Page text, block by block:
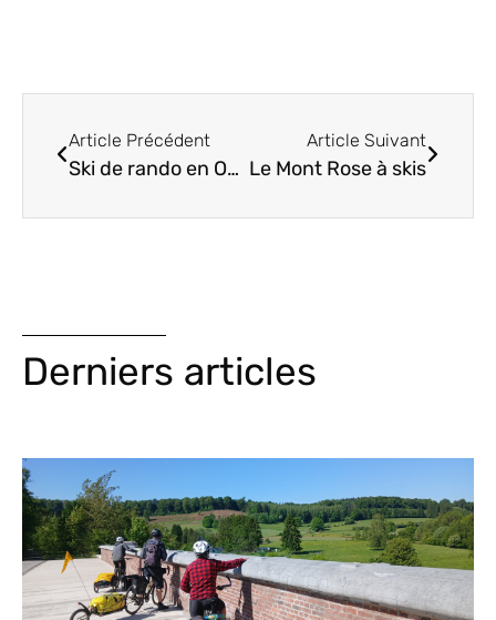
Article Précédent
Ski de rando en Oberland
Article Suivant
Le Mont Rose à skis
Derniers articles